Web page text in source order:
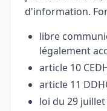
d'information.
libre
légalement
article 10
article 11
loi du 29 juillet